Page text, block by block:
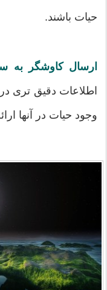
حیات باشند.
ارسال کاوشگر به
اطلاعات دقیق تری
وجود حیات در آنها